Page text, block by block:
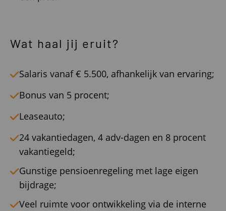
Wat haal jij eruit?
Salaris vanaf € 5.500, afhankelijk van ervaring;
Bonus van 5 procent;
Leaseauto;
24 vakantiedagen, 4 adv-dagen en 8 procent
vakantiegeld;
Gunstige pensioenregeling met lage eigen
bijdrage;
Veel ruimte voor ontwikkeling via de interne